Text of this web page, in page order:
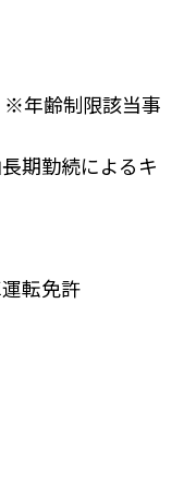
※年齢制限該当事
期勤続によるキ
転免許